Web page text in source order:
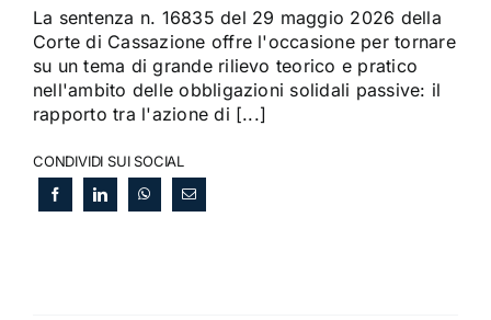
La sentenza n. 16835 del 29 maggio 2026 della
Corte di Cassazione offre l'occasione per tornare
su un tema di grande rilievo teorico e pratico
nell'ambito delle obbligazioni solidali passive: il
rapporto tra l'azione di [...]
CONDIVIDI SUI SOCIAL